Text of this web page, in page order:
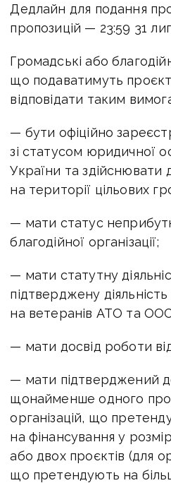
Дедлайн для подання
пропозицій — 23:59 31
Громадські або
що подаватимуть
відповідати таким
— бути офіційно
зі статусом юридичної
України та здійснювати
на території цільових
— мати статус
благодійної організації;
— мати статутну
підтверджену
на ветеранів АТО та ООС,
— мати досвід роботи
— мати підтверджений
щонайменше одного
організацій, що
на фінансування у
або двох проєктів (для
що претендують на